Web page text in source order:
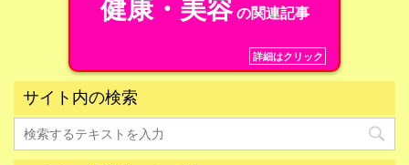
健康・美容の関連記事
詳細はクリック
サイト内の検索